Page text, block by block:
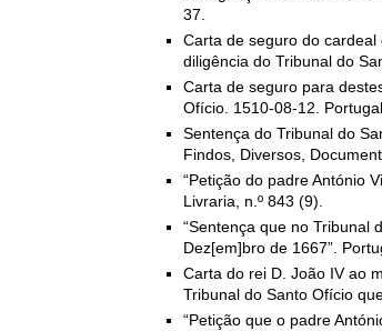
37.
Carta de seguro do
diligência do Tribunal do
Carta de seguro para
Ofício. 1510-08-12.
Sentença do Tribunal do
Findos, Diversos,
“Petição do padre António
Livraria, n.º 843 (9).
“Sentença que no Tribunal
Dez[em]bro de 1667”.
Carta do rei D. João IV ao
Tribunal do Santo Ofício
“Petição que o padre